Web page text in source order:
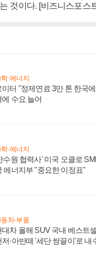
것이다. [비즈니스포스
·에너지
이터 "정제연료 3만 톤 한국
에 수요 늘어
·에너지
수원 협력사' 미국 오클로
에너지부 "중요한 이정표"
동차·부품
대차 올해 SUV 국내 베스트
저·아반떼 '세단 쌍끌이'로 내